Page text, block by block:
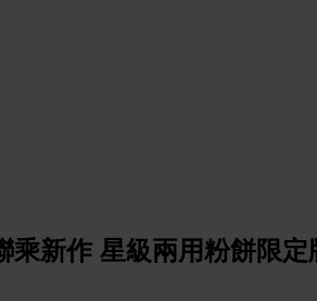
新作 星級兩用粉餅限定